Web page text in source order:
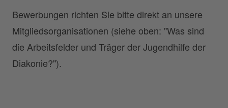
Bewerbungen richten Sie bitte direkt an unsere
Mitgliedsorganisationen (siehe oben: "Was sind
die Arbeitsfelder und Träger der Jugendhilfe der
Diakonie?").